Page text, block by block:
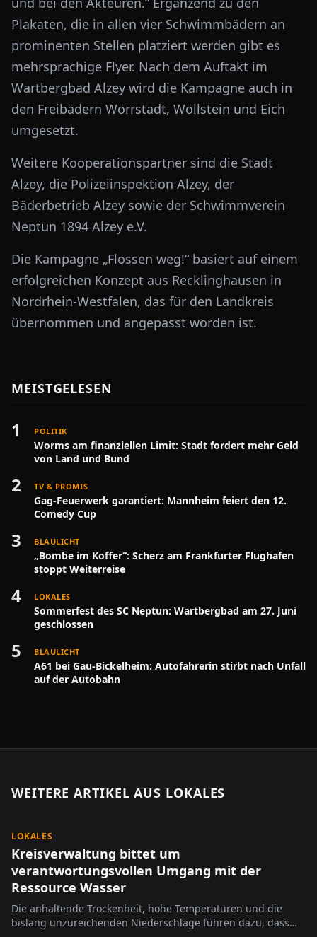
Plakaten, die in allen vier Schwimmbädern an
prominenten Stellen platziert werden gibt es
mehrsprachige Flyer. Nach dem Auftakt im
Wartbergbad Alzey wird die Kampagne auch in
den Freibädern Wörrstadt, Wöllstein und Eich
umgesetzt.
Weitere Kooperationspartner sind die Stadt
Alzey, die Polizeiinspektion Alzey, der
Bäderbetrieb Alzey sowie der Schwimmverein
Neptun 1894 Alzey e.V.
Die Kampagne „Flossen weg!“ basiert auf einem
erfolgreichen Konzept aus Recklinghausen in
Nordrhein-Westfalen, das für den Landkreis
übernommen und angepasst worden ist.
MEISTGELESEN
1 POLITIK
Worms am finanziellen Limit: Stadt fordert mehr Geld
von Land und Bund
2 TV & PROMIS
Gag-Feuerwerk garantiert: Mannheim feiert den 12.
Comedy Cup
3 BLAULICHT
„Bombe im Koffer“: Scherz am Frankfurter Flughafen
stoppt Weiterreise
4 LOKALES
Sommerfest des SC Neptun: Wartbergbad am 27. Juni
geschlossen
5 BLAULICHT
A61 bei Gau-Bickelheim: Autofahrerin stirbt nach Unfall
auf der Autobahn
WEITERE ARTIKEL AUS LOKALES
LOKALES
Kreisverwaltung bittet um
verantwortungsvollen Umgang mit der
Ressource Wasser
Die anhaltende Trockenheit, hohe Temperaturen und die
bislang unzureichenden Niederschläge führen dazu, dass